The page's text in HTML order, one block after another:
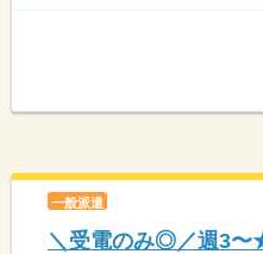
一般派遣
＼受電のみ◎／週3〜